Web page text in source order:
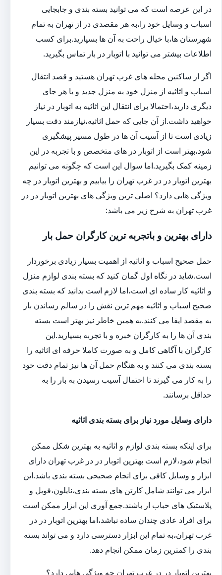
در این عرصه است که می توانید بسته بندی و جابجایی
اسباب و وسایل خود را،به هر مقصدی در از تهران به تمام
شهرستان ها،با خیال راحت به آن ها بسپارید.برای کسب
اطلاعات بیشتر می توانید با اتوبار در بار تماس بگیرید.
اگر از ساکنین محله های غرب تهران هستید و قصد انتقال
اسباب و اثاثیه از منزل خود به منزل جدید و یا هر جای
دیگری دارید،احتمالا برای انتقال این اثاثیه به اتوبار در نیاز
خواهید داشت.از آن جایی که حمل اثاثیه،نیازمند دقت بسیار
زیادی است تا از آسیب آن ها در طول مسیر پیشگیری
شود،بهتر است از اتوبار در های متخصص و با تجربه در این
زمینه کمک بگیرید.اما سوال این است که چگونه می توانیم
بهترین اتوبار در در غرب تهران را بیابیم و بهترین اتوبار در چه
ویژگی هایی دارد؟ اصلی ترین ویژگی های بهترین اتوبار در در
غرب تهران به شرح زیر می باشد:
دارای بهترین و باتجربه ترین کارگران حمل بار
حمل صحیح اسباب و اثاثیه از اهمیت بسیار زیادی برخوردار
است.شاید در نگاه اول گمان کنید که بسته بندی لوازم منزل
و اثاثیه کار ساده ای است،اما لازم است بدانید که بسته بندی
صحیح اسباب و اثاثیه مهم ترین نقش را در سالم رساندن بار
به مقصد ایفا می کنند.به همین خاطر نیز بهتر است بسته
بندی آن ها را به کارگران خبره و با تجربه بسپارید.این
کارگران با آگاهی کامل و به صورت کاملا حرفه ای اثاثیه را
بسته بندی می کنند و به هنگام حمل آن ها نیز تمام دقت خود
را به کار می گیرند تا احتمال آسیب رسیدن به بار را به
حداقل برسانند.
دارای وسایل مورد نیاز برای بسته بندی اثاثیه
برای اینکه بسته بندی لوازم و اثاثیه به بهترین شکل ممکن
انجام شود،لازم است بهترین اتوبار در در غرب تهران دارای
ابزار و وسایل کافی برای انجام صحیحی بسته بندی باشد.این
ابزار می توانند شامل کارتن های بسته بندی،نایلون،فویل و
پلاستیک های حباب ار باشند.جمع آوری این ابزار ممکن است
برای افراد عادی چندان ساده نباشد،اما بهترین اتوبار در در
غرب تهران،به تمام این ابزار دسترسی دارد و می تواند بسته
بندی را کمترین زمان ممکن انجام دهد.
بهترین اتوبار در در غرب تهران چه ویژگی هایی دارد؟